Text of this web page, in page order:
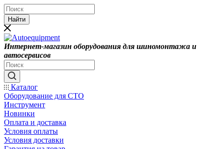
Найти
Интернет-магазин оборудования для шиномонтажа и
автосервисов
Каталог
Оборудование для СТО
Инструмент
Новинки
Оплата и доставка
Условия оплаты
Условия доставки